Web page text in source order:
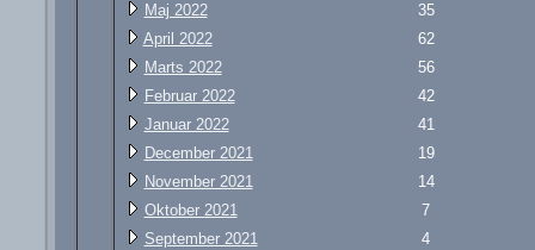
Maj 2022
35
April 2022
62
Marts 2022
56
Februar 2022
42
Januar 2022
41
December 2021
19
November 2021
14
Oktober 2021
7
September 2021
4